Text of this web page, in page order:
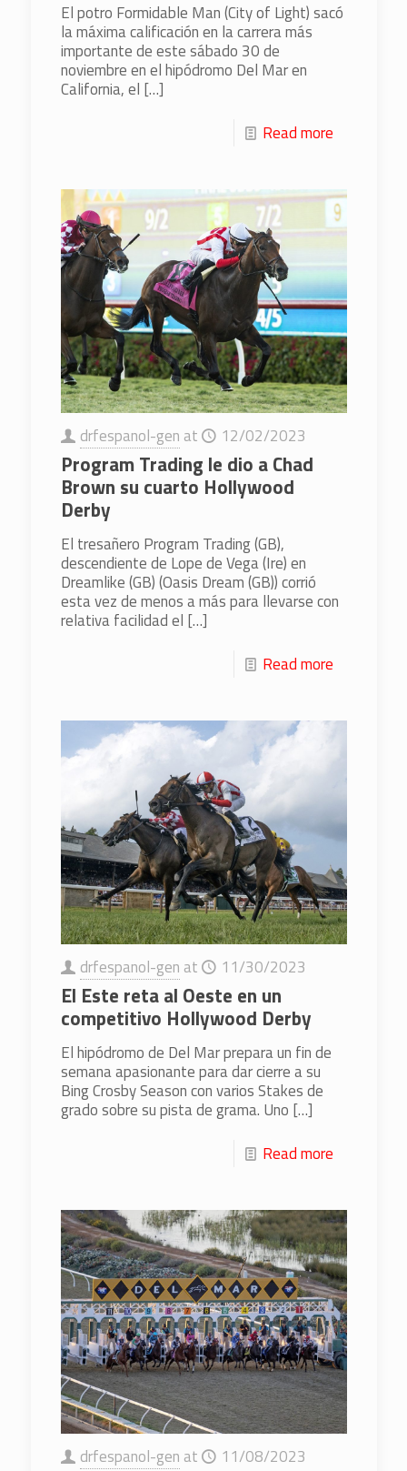
El potro Formidable Man (City of Light) sacó
la máxima calificación en la carrera más
importante de este sábado 30 de
noviembre en el hipódromo Del Mar en
California, el […]
Read more
drfespanol-gen at 12/02/2023
Program Trading le dio a Chad
Brown su cuarto Hollywood
Derby
El tresañero Program Trading (GB),
descendiente de Lope de Vega (Ire) en
Dreamlike (GB) (Oasis Dream (GB)) corrió
esta vez de menos a más para llevarse con
relativa facilidad el […]
Read more
drfespanol-gen at 11/30/2023
El Este reta al Oeste en un
competitivo Hollywood Derby
El hipódromo de Del Mar prepara un fin de
semana apasionante para dar cierre a su
Bing Crosby Season con varios Stakes de
grado sobre su pista de grama. Uno […]
Read more
drfespanol-gen at 11/08/2023